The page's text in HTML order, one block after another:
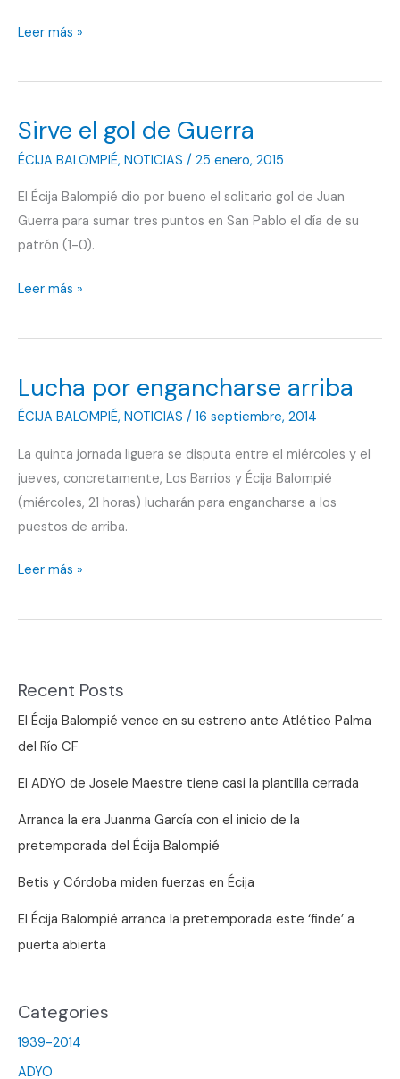
«Había
sacar
tres
puntos
o
sí»
Leer más »
Sirve el gol de Guerra
ÉCIJA BALOMPIÉ, NOTICIAS / 25 enero, 2015
El Écija Balompié dio por bueno el solitario gol de Juan
Guerra para sumar tres puntos en San Pablo el día de su
patrón (1-0).
Sirve
gol
Guerra
Leer más »
Lucha por engancharse arriba
ÉCIJA BALOMPIÉ, NOTICIAS / 16 septiembre, 2014
La quinta jornada liguera se disputa entre el miércoles y el
jueves, concretamente, Los Barrios y Écija Balompié
(miércoles, 21 horas) lucharán para engancharse a los
puestos de arriba.
Lucha
engancharse
Leer más »
Recent Posts
El Écija Balompié vence en su estreno ante Atlético Palma
del Río CF
El ADYO de Josele Maestre tiene casi la plantilla cerrada
Arranca la era Juanma García con el inicio de la
pretemporada del Écija Balompié
Betis y Córdoba miden fuerzas en Écija
El Écija Balompié arranca la pretemporada este ‘finde’ a
puerta abierta
Categories
1939-2014
ADYO